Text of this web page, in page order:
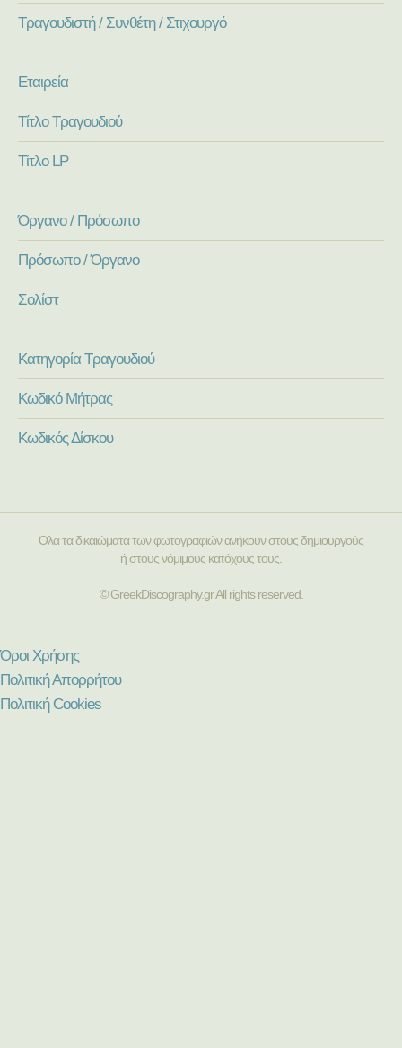
Τραγουδιστή / Συνθέτη / Στιχουργό
Εταιρεία
Τίτλο Τραγουδιού
Τίτλο LP
Όργανο / Πρόσωπο
Πρόσωπο / Όργανο
Σολίστ
Κατηγορία Τραγουδιού
Κωδικό Μήτρας
Κωδικός Δίσκου
Όλα τα δικαιώματα των φωτογραφιών ανήκουν στους δημιουργούς
ή στους νόμιμους κατόχους τους.
© GreekDiscography.gr All rights reserved.
Όροι Χρήσης
Πολιτική Απορρήτου
Πολιτική Cookies